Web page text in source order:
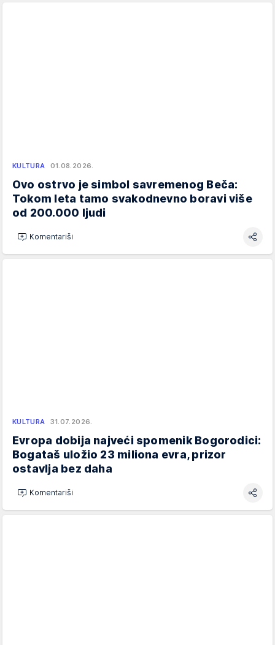
KULTURA 01.08.2026.
Ovo ostrvo je simbol savremenog Beča:
Tokom leta tamo svakodnevno boravi više
od 200.000 ljudi
Komentariši
KULTURA 31.07.2026.
Evropa dobija najveći spomenik Bogorodici:
Bogataš uložio 23 miliona evra, prizor
ostavlja bez daha
Komentariši